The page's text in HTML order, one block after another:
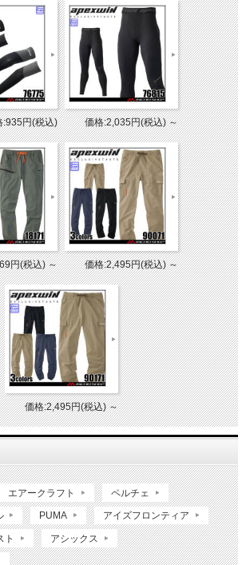
:935円(税込) 価格:2,035円(税込)～
円(税込)～ 価格:2,495円(税込)～
価格:2,495円(税込)～
エアークラフト ペルチェ
PUMA アイズフロンティア
ト アシックス